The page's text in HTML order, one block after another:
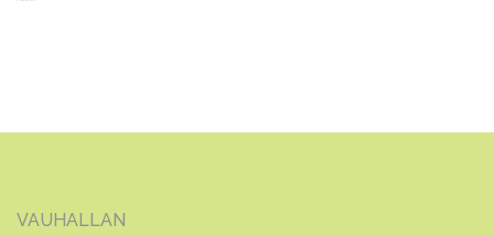
VAUHALLAN